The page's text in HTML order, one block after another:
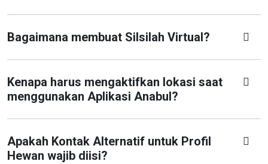
Bagaimana membuat Silsilah Virtual?
Kenapa harus mengaktifkan lokasi saat
menggunakan Aplikasi Anabul?
Apakah Kontak Alternatif untuk Profil
Hewan wajib diisi?